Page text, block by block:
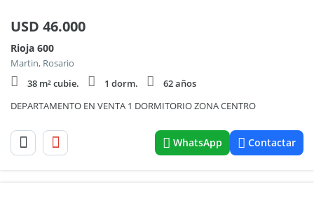
USD 46.000
Rioja 600
Martin, Rosario
38 m² cubie.
1 dorm.
62 años
DEPARTAMENTO EN VENTA 1 DORMITORIO ZONA CENTRO
WhatsApp Contactar